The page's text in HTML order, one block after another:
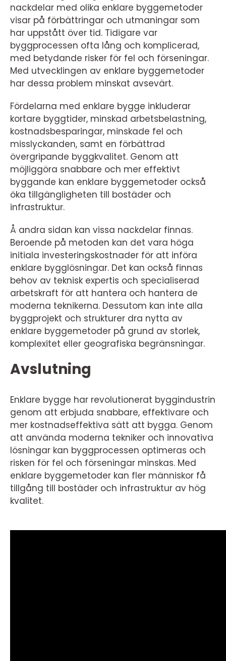
nackdelar med olika enklare byggemetoder
visar på förbättringar och utmaningar som
har uppstått över tid. Tidigare var
byggprocessen ofta lång och komplicerad,
med betydande risker för fel och förseningar.
Med utvecklingen av enklare byggemetoder
har dessa problem minskat avsevärt.
Fördelarna med enklare bygge inkluderar
kortare byggtider, minskad arbetsbelastning,
kostnadsbesparingar, minskade fel och
misslyckanden, samt en förbättrad
övergripande byggkvalitet. Genom att
möjliggöra snabbare och mer effektivt
byggande kan enklare byggemetoder också
öka tillgängligheten till bostäder och
infrastruktur.
Å andra sidan kan vissa nackdelar finnas.
Beroende på metoden kan det vara höga
initiala investeringskostnader för att införa
enklare bygglösningar. Det kan också finnas
behov av teknisk expertis och specialiserad
arbetskraft för att hantera och hantera de
moderna teknikerna. Dessutom kan inte alla
byggprojekt och strukturer dra nytta av
enklare byggemetoder på grund av storlek,
komplexitet eller geografiska begränsningar.
Avslutning
Enklare bygge har revolutionerat byggindustrin
genom att erbjuda snabbare, effektivare och
mer kostnadseffektiva sätt att bygga. Genom
att använda moderna tekniker och innovativa
lösningar kan byggprocessen optimeras och
risken för fel och förseningar minskas. Med
enklare byggemetoder kan fler människor få
tillgång till bostäder och infrastruktur av hög
kvalitet.